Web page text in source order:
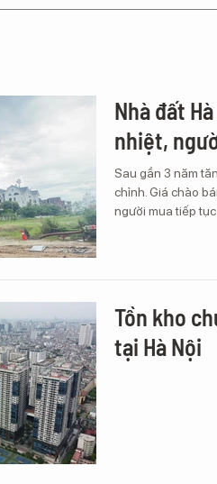
Nhà đất
nhiệt,
Sau gần 3 năm
chỉnh. Giá chào
người mua tiếp
Tồn kho
tại Hà Nội